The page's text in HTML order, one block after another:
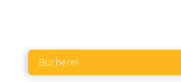
Bücherei